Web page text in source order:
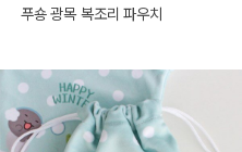
푸숑 광목 복조리 파우치